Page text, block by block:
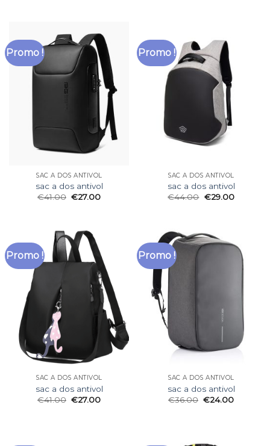
Promo !
SAC A DOS ANTIVOL
sac a dos antivol
€41.00 €27.00
Promo !
SAC A DOS ANTIVOL
sac a dos antivol
€44.00 €29.00
Promo !
SAC A DOS ANTIVOL
sac a dos antivol
€41.00 €27.00
Promo !
SAC A DOS ANTIVOL
sac a dos antivol
€36.00 €24.00